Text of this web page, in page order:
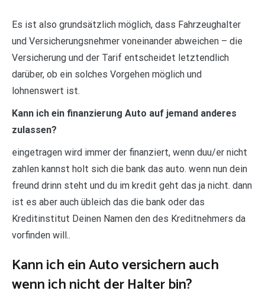
Es ist also grundsätzlich möglich, dass Fahrzeughalter
und Versicherungsnehmer voneinander abweichen – die
Versicherung und der Tarif entscheidet letztendlich
darüber, ob ein solches Vorgehen möglich und
lohnenswert ist.
Kann ich ein finanzierung Auto auf jemand anderes
zulassen?
eingetragen wird immer der finanziert, wenn duu/er nicht
zahlen kannst holt sich die bank das auto. wenn nun dein
freund drinn steht und du im kredit geht das ja nicht. dann
ist es aber auch übleich das die bank oder das
Kreditinstitut Deinen Namen den des Kreditnehmers da
vorfinden will..
Kann ich ein Auto versichern auch
wenn ich nicht der Halter bin?